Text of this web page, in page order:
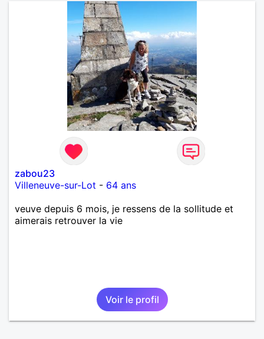
zabou23
Villeneuve-sur-Lot - 64 ans
veuve depuis 6 mois, je ressens de la sollitude et
aimerais retrouver la vie
Voir le profil